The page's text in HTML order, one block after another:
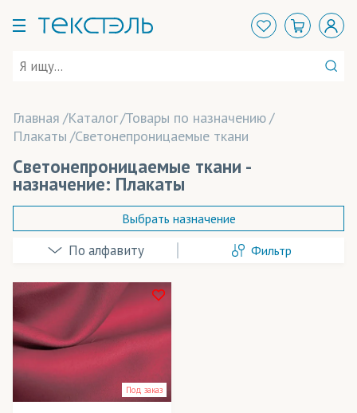
Главная Каталог Товары по назначению
Плакаты Светонепроницаемые ткани
Светонепроницаемые ткани -
назначение: Плакаты
Выставочные стенды
Декорации
Выбрать назначение
Фильтр
Технология печати
Применение в изделиях
Тип товара
Под заказ